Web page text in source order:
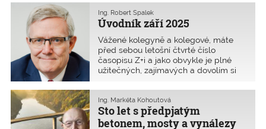
Úvodník září 2025
Ing. Robert Špalek
Vážené kolegyně a kolegové, máte
před sebou letošní čtvrté číslo
časopisu Z+i a jako obvykle je plné
užitečných, zajímavých a dovolím si
K těm zajímavým bezesporu patří
oblast, která se týká modulární
výstavby. Je to trend, kte
Sto let s předpjatým
betonem, mosty a vynálezy
Ing. Markéta Kohoutová